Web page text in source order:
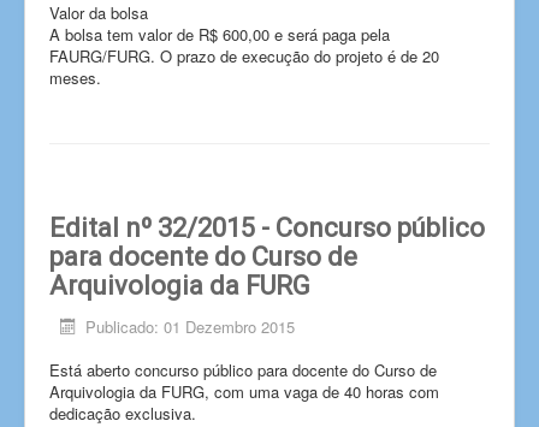
Valor da bolsa
A bolsa tem valor de R$ 600,00 e será paga pela
FAURG/FURG. O prazo de execução do projeto é de 20
meses.
Edital nº 32/2015 - Concurso público
para docente do Curso de
Arquivologia da FURG
Publicado: 01 Dezembro 2015
Está aberto concurso público para docente do Curso de
Arquivologia da FURG, com uma vaga de 40 horas com
dedicação exclusiva.